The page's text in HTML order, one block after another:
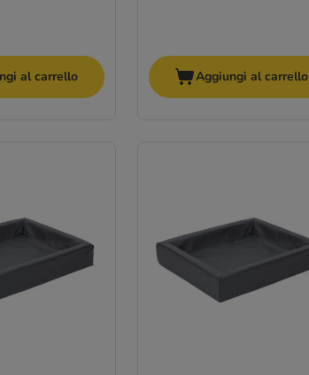
al carrello Aggiungi al carrello